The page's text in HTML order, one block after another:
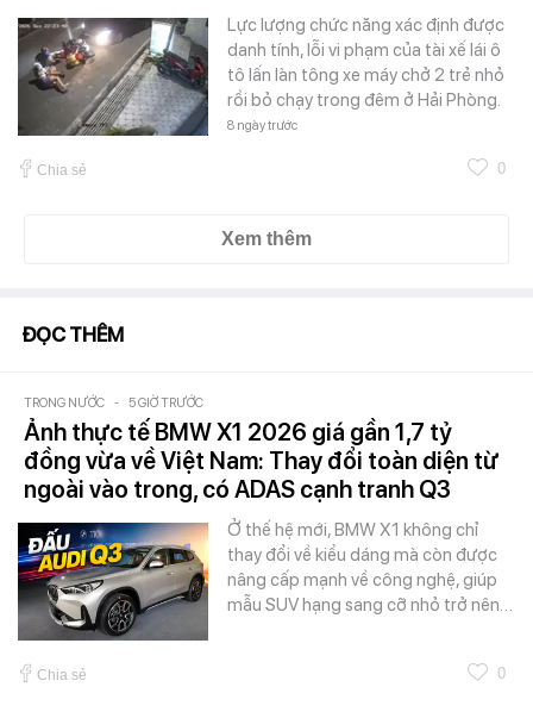
Lực lượng chức năng xác định được
danh tính, lỗi vi phạm của tài xế lái ô
tô lấn làn tông xe máy chở 2 trẻ nhỏ
rồi bỏ chạy trong đêm ở Hải Phòng.
8 ngày trước
Chia sẻ 0
Xem thêm
ĐỌC THÊM
TRONG NƯỚC - 5 GIỜ TRƯỚC
Ảnh thực tế BMW X1 2026 giá gần 1,7 tỷ
đồng vừa về Việt Nam: Thay đổi toàn diện từ
ngoài vào trong, có ADAS cạnh tranh Q3
Ở thế hệ mới, BMW X1 không chỉ
thay đổi về kiểu dáng mà còn được
nâng cấp mạnh về công nghệ, giúp
mẫu SUV hạng sang cỡ nhỏ trở nên…
Chia sẻ 0